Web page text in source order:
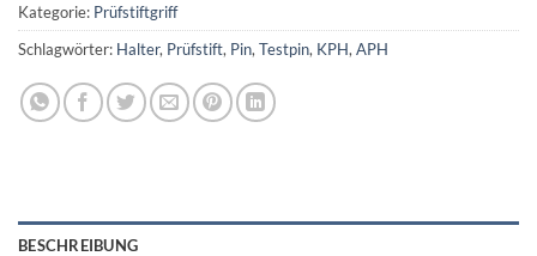
Kategorie: Prüfstiftgriff
Schlagwörter: Halter, Prüfstift, Pin, Testpin, KPH, APH
BESCHREIBUNG